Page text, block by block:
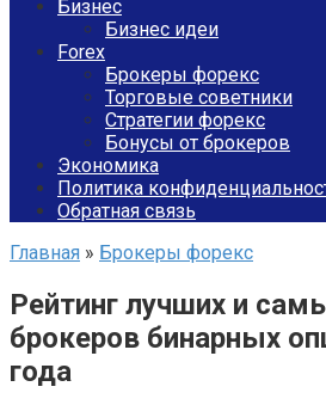
Бизнес
Бизнес идеи
Forex
Брокеры форекс
Торговые советники
Стратегии форекс
Бонусы от брокеров
Экономика
Политика
Обратная связь
Главная » Брокеры форекс
Рейтинг лучших и
брокеров бинарных
года